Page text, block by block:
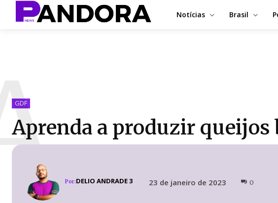
Notícias Brasil
GDF
Aprenda a produzir queijos
Por:DELIO ANDRADE 3 23 de janeiro de 2023 0